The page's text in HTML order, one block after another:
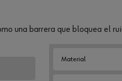
una barrera que bloquea el
Material